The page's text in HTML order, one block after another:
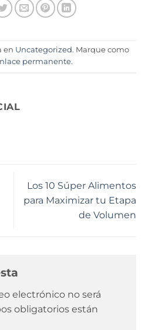
en Uncategorized. Marque como
permanente.
Los 10 Súper Alimentos
para Maximizar tu Etapa
de Volumen
electrónico no será
obligatorios están